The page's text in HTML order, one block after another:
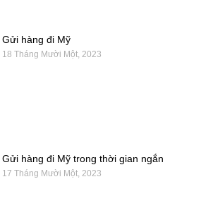
Gửi hàng đi Mỹ
18 Tháng Mười Một, 2023
Gửi hàng đi Mỹ trong thời gian ngắn
17 Tháng Mười Một, 2023